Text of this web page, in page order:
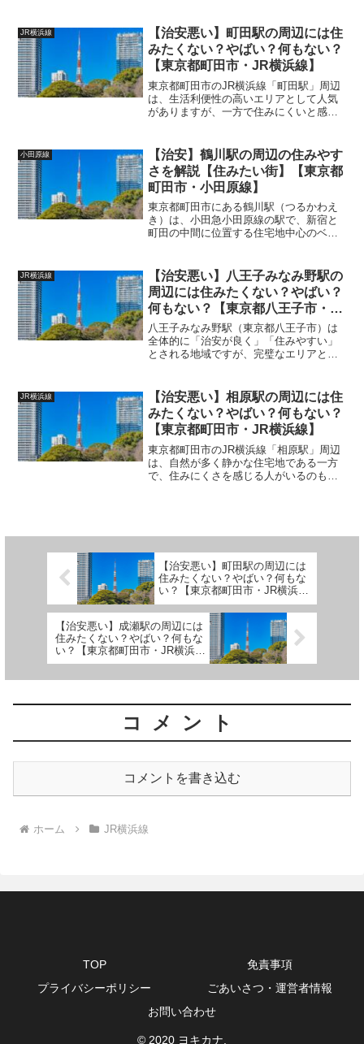
[]).push({});街の...
JR横浜線
【治安悪い】町田駅の周辺には住
みたくない？やばい？何もない？
【東京都町田市・JR横浜線】
東京都町田市のJR横浜線「町田駅」周辺
は、生活利便性の高いエリアとして人気
がありますが、一方で住みにくいと感じ
ポイントと、治安に関する注意点を詳し
く解説します。 (ads...
小田原線
【治安】鶴川駅の周辺の住みやす
さを解説【住みたい街】【東京都
町田市・小田原線】
東京都町田市にある鶴川駅（つるかわえ
き）は、小田急小田原線の駅で、新宿と
町田の中間に位置する住宅地中心のベッ
気の高いエリアです。以下では、鶴川駅
周辺がどんな街なのか、住...
JR横浜線
【治安悪い】八王子みなみ野駅の
周辺には住みたくない？やばい？
何もない？【東京都八王子市・
JR横浜線】【みなみ野シティ・
八王子ニュータウン】
八王子みなみ野駅（東京都八王子市）は
全体的に「治安が良く」「住みやすい」
とされる地域ですが、完璧なエリアとい
関する注意点も存在します。以下に、現
実的な視点から 住みにく...
JR横浜線
【治安悪い】相原駅の周辺には住
みたくない？やばい？何もない？
【東京都町田市・JR横浜線】
東京都町田市のJR横浜線「相原駅」周辺
は、自然が多く静かな住宅地である一方
で、住みにくさを感じる人がいるのも事
【治安悪い】町田駅の周辺には
住みたくない？やばい？何もな
い？【東京都町田市・JR横浜
線】
【治安悪い】成瀬駅の周辺には
住みたくない？やばい？何もな
い？【東京都町田市・JR横浜
線】
コメント
コメントを書き込む
ホーム JR横浜線
TOP
免責事項
プライバシーポリシー
ごあいさつ・運営者情報
お問い合わせ
© 2020 ヨキカナ.